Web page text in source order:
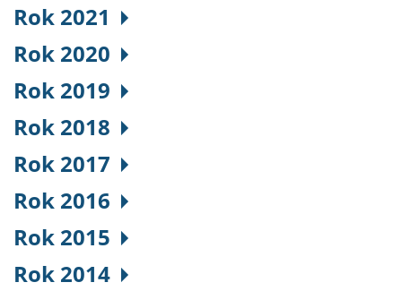
Rok 2021
Rok 2020
Rok 2019
Rok 2018
Rok 2017
Rok 2016
Rok 2015
Rok 2014